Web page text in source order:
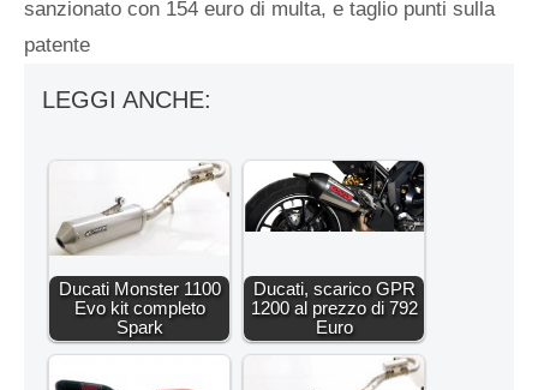
sanzionato con 154 euro di multa, e taglio punti sulla
patente
LEGGI ANCHE:
Ducati Monster 1100
Evo kit completo
Spark
Ducati, scarico GPR
1200 al prezzo di 792
Euro